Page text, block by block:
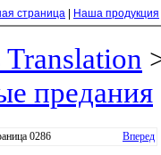
страница Наша продукция
предания
0286 Вперед